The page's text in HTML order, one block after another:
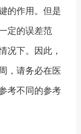
的作用。但是
定的误差范
况下。因此，
，请务必在医
考不同的参考